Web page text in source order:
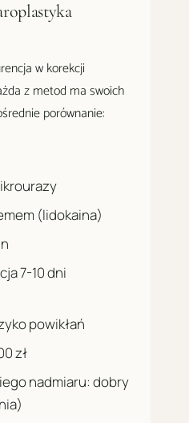
w korekcji
z metod ma swoich
porównanie:
(lidokaina)
7-10 dni
powikłań
zł
nadmiaru: dobry